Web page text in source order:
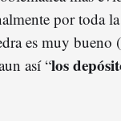
por toda la
es muy bueno
así “los